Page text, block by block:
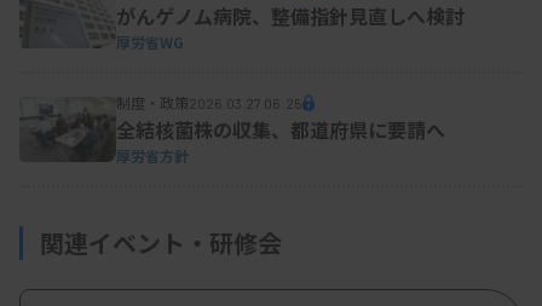
がんゲノム病院、整備指針見直しへ検討
厚労省WG
制度・政策2026.03.27 06:25
全結核菌株の収集、都道府県に要請へ
厚労省方針
関連イベント・研修会